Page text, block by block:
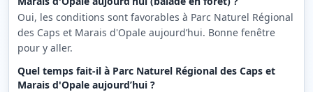
Oui, les conditions sont favorables à Parc Naturel Régional
des Caps et Marais d'Opale aujourd’hui. Bonne fenêtre
pour y aller.
Quel temps fait-il à Parc Naturel Régional des Caps et
Marais d'Opale aujourd’hui ?